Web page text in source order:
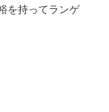
を持ってランゲ